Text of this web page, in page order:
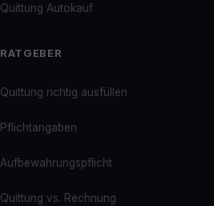
Quittung Autokauf
RATGEBER
Quittung richtig ausfüllen
Pflichtangaben
Aufbewahrungspflicht
Quittung vs. Rechnung